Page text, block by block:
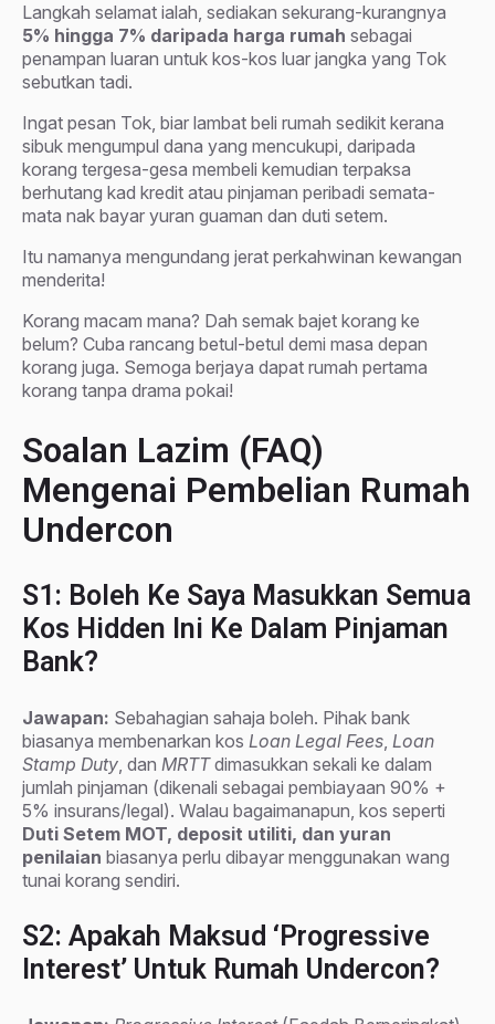
Langkah selamat ialah, sediakan sekurang-kurangnya
5% hingga 7% daripada harga rumah sebagai
penampan luaran untuk kos-kos luar jangka yang Tok
sebutkan tadi.
Ingat pesan Tok, biar lambat beli rumah sedikit kerana
sibuk mengumpul dana yang mencukupi, daripada
korang tergesa-gesa membeli kemudian terpaksa
berhutang kad kredit atau pinjaman peribadi semata-
mata nak bayar yuran guaman dan duti setem.
Itu namanya mengundang jerat perkahwinan kewangan
menderita!
Korang macam mana? Dah semak bajet korang ke
belum? Cuba rancang betul-betul demi masa depan
korang juga. Semoga berjaya dapat rumah pertama
korang tanpa drama pokai!
Soalan Lazim (FAQ)
Mengenai Pembelian Rumah
Undercon
S1: Boleh Ke Saya Masukkan Semua
Kos Hidden Ini Ke Dalam Pinjaman
Bank?
Jawapan: Sebahagian sahaja boleh. Pihak bank
biasanya membenarkan kos Loan Legal Fees Loan
Stamp Duty , dan MRTTdimasukkan sekali ke dalam
jumlah pinjaman (dikenali sebagai pembiayaan 90% +
5% insurans/legal). Walau bagaimanapun, kos seperti
Duti Setem MOT, deposit utiliti, dan yuran
penilaian biasanya perlu dibayar menggunakan wang
tunai korang sendiri.
S2: Apakah Maksud ‘Progressive
Interest’ Untuk Rumah Undercon?